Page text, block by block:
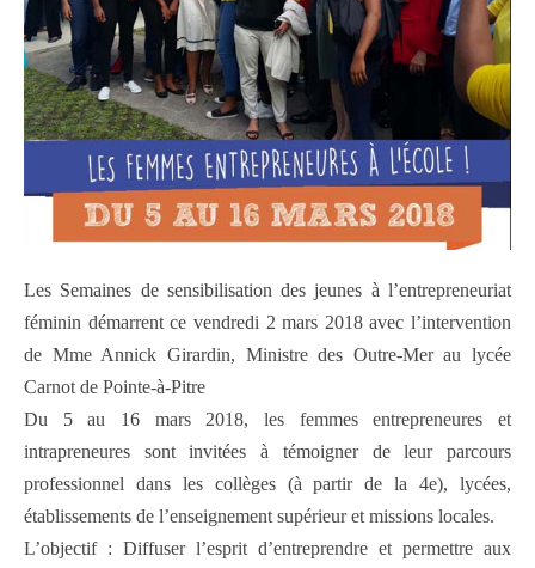
Les Semaines de sensibilisation des jeunes à l’entrepreneuriat
féminin démarrent ce vendredi 2 mars 2018 avec l’intervention
de Mme Annick Girardin, Ministre des Outre-Mer au lycée
Carnot de Pointe-à-Pitre
Du 5 au 16 mars 2018, les femmes entrepreneures et
intrapreneures sont invitées à témoigner de leur parcours
professionnel dans les collèges (à partir de la 4e), lycées,
établissements de l’enseignement supérieur et missions locales.
L’objectif : Diffuser l’esprit d’entreprendre et permettre aux